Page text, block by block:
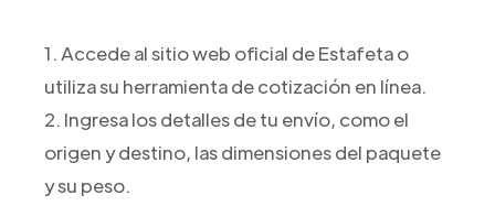
1. Accede al sitio web oficial de Estafeta o
utiliza su herramienta de cotización en línea.
2. Ingresa los detalles de tu envío, como el
origen y destino, las dimensiones del paquete
y su peso.